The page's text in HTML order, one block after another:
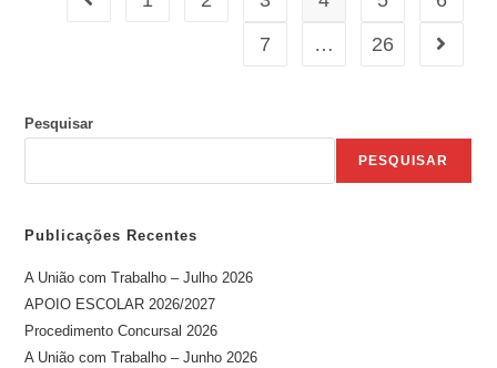
7
… 26
Pesquisar
PESQUISAR
Publicações Recentes
A União com Trabalho – Julho 2026
APOIO ESCOLAR 2026/2027
Procedimento Concursal 2026
A União com Trabalho – Junho 2026